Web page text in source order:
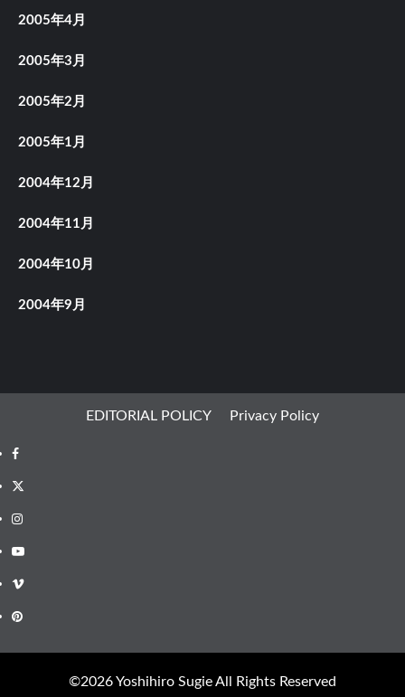
2005年4月
2005年3月
2005年2月
2005年1月
2004年12月
2004年11月
2004年10月
2004年9月
EDITORIAL POLICY Privacy Policy
Facebook
X
Instagram
Youtube
Vimeo
Pinterest
©︎2026 Yoshihiro Sugie All Rights Reserved